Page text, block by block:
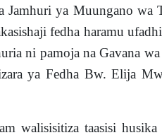
ya Muungano wa
fedha haramu
ni pamoja na Gavana
ya Fedha Bw. Elija
walisisitiza taasisi